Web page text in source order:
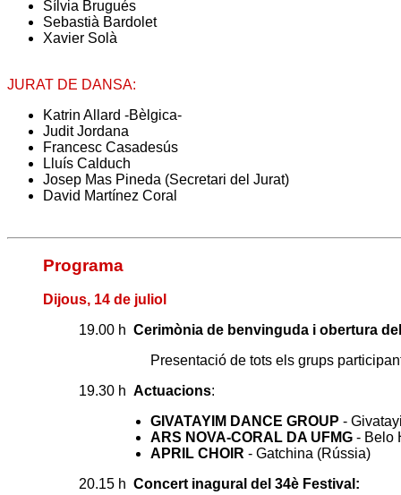
Sílvia Brugués
Sebastià Bardolet
Xavier Solà
JURAT DE DANSA:
Katrin Allard -Bèlgica-
Judit Jordana
Francesc Casadesús
Lluís Calduch
Josep Mas Pineda (Secretari del Jurat)
David Martínez Coral
Programa
Dijous, 14 de juliol
19.00 h Cerimònia de benvinguda i obertura
Presentació de tots els grups
19.30 h Actuacions:
GIVATAYIM DANCE GROUP -
ARS NOVA-CORAL DA UFMG - Belo
APRIL CHOIR - Gatchina (Rússia)
20.15 h Concert inagural del 34è Festival: